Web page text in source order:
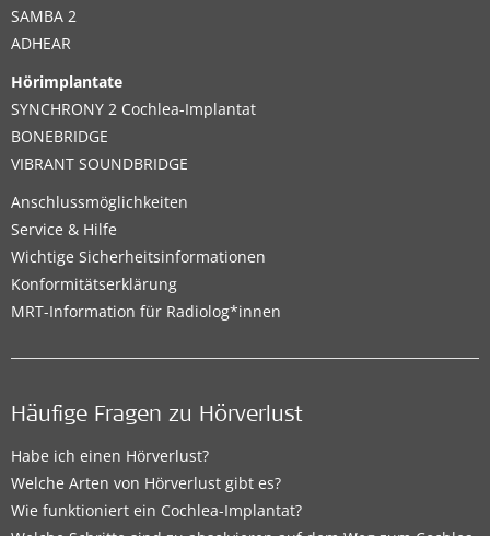
SAMBA 2
ADHEAR
Hörimplantate
SYNCHRONY 2 Cochlea-Implantat
BONEBRIDGE
VIBRANT SOUNDBRIDGE
Anschlussmöglichkeiten
Service & Hilfe
Wichtige Sicherheitsinformationen
Konformitätserklärung
MRT-Information für Radiolog*innen
Häufige Fragen zu Hörverlust
Habe ich einen Hörverlust?
Welche Arten von Hörverlust gibt es?
Wie funktioniert ein Cochlea-Implantat?